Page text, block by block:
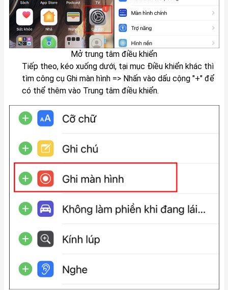
Mở trung tâm điều khiển
Tiếp theo, kéo xuống dưới, tại mục Điều khiển khác thì
tìm công cụ Ghi màn hình => Nhấn vào dấu cộng "+" để
có thể thêm vào Trung tâm điều khiển.